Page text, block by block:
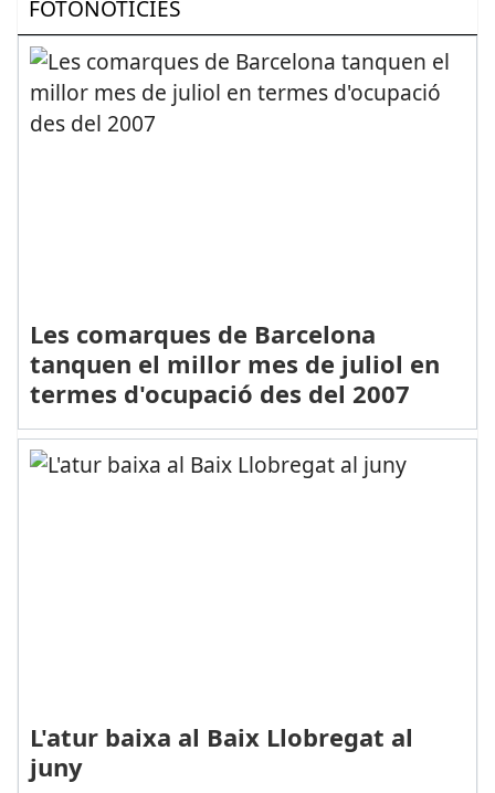
FOTONOTÍCIES
Les comarques de Barcelona
tanquen el millor mes de juliol en
termes d'ocupació des del 2007
L'atur baixa al Baix Llobregat al
juny